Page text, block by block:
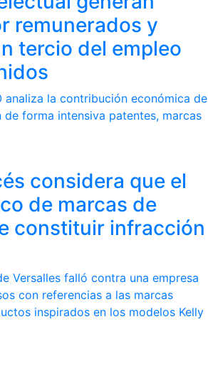
remunerados y
tercio del empleo
analiza la contribución económica de
forma intensiva patentes, marcas
considera que el
de marcas de
constituir infracción
Versalles falló contra una empresa
con referencias a las marcas
inspirados en los modelos Kelly